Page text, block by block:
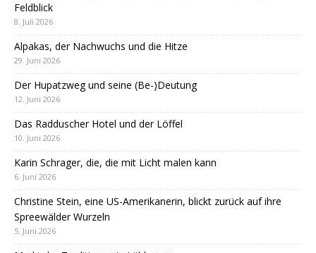
Feldblick
8. Juli 2026
Alpakas, der Nachwuchs und die Hitze
29. Juni 2026
Der Hupatzweg und seine (Be-)Deutung
12. Juni 2026
Das Radduscher Hotel und der Löffel
10. Juni 2026
Karin Schrager, die, die mit Licht malen kann
6. Juni 2026
Christine Stein, eine US-Amerikanerin, blickt zurück auf ihre
Spreewälder Wurzeln
5. Juni 2026